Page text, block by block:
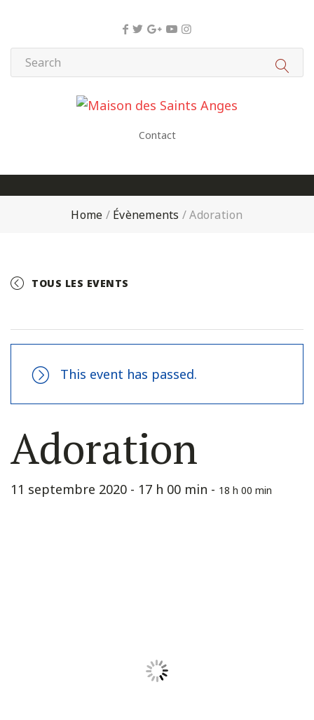
Contact
Home / Évènements /Adoration
TOUS LES EVENTS
This event has passed.
Adoration
11 septembre 2020 - 17 h 00 min - 18 h 00 min